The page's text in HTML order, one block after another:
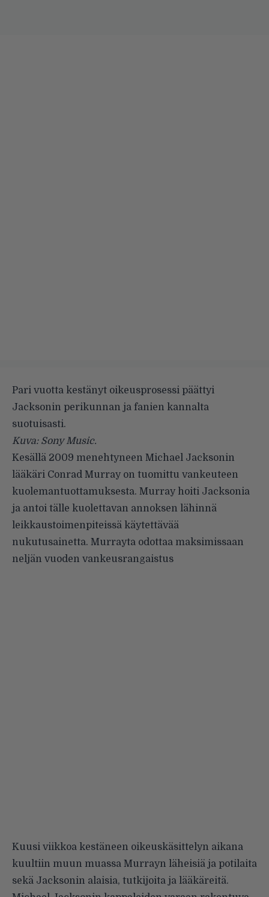
Pari vuotta kestänyt oikeusprosessi päättyi
Jacksonin perikunnan ja fanien kannalta
suotuisasti.
Kuva: Sony Music.
Kesällä 2009 menehtyneen Michael Jacksonin
lääkäri Conrad Murray on tuomittu vankeuteen
kuolemantuottamuksesta. Murray hoiti Jacksonia
ja antoi tälle kuolettavan annoksen lähinnä
leikkaustoimenpiteissä käytettävää
nukutusainetta. Murrayta odottaa maksimissaan
neljän vuoden vankeusrangaistus
Kuusi viikkoa kestäneen oikeuskäsittelyn aikana
kuultiin muun muassa Murrayn läheisiä ja potilaita
sekä Jacksonin alaisia, tutkijoita ja lääkäreitä.